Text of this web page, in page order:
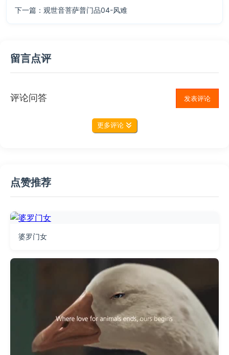
下一篇：观世音菩萨普门品04-风难
留言点评
评论问答 发表评论
更多评论
点赞推荐
婆罗门女